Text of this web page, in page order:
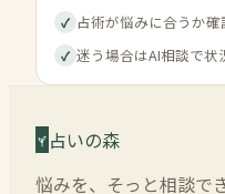
✓ 占術が悩みに合うか確
✓ 迷う場合はAI相談で状
占いの森
悩みを、そっと相談で